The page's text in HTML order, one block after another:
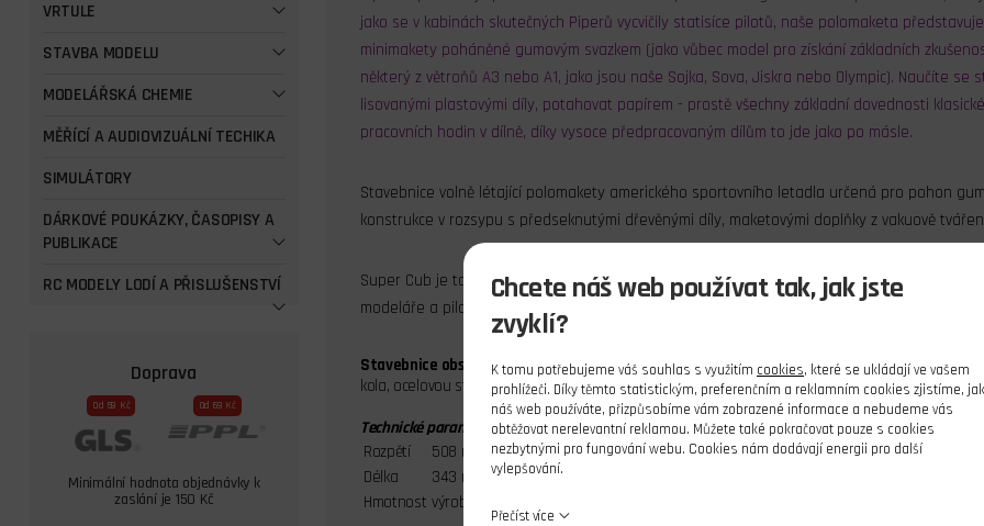
VRTULE
STAVBA MODELU
MODELÁŘSKÁ CHEMIE
MĚŘÍCÍ A AUDIOVIZUÁLNÍ TECHIKA
SIMULÁTORY
DÁRKOVÉ POUKÁZKY, ČASOPISY A
PUBLIKACE
RC MODELY LODÍ A PŘISLUŠENSTVÍ
Doprava
Od 59 Kč Od 69 Kč
Minimální hodnota objednávky k
zaslání je 150 Kč
jako se v kabinách skutečných Piperů vycvičily statisíce pilotů, naše polomaketa
minimakety poháněné gumovým svazkem (jako vůbec model pro získání základních
některý z větroňů A3 nebo A1, jako jsou naše Sojka, Sova, Jiskra nebo Olympic). Naučíte
lisovanými plastovými díly, potahovat papírem - prostě všechny základní dovednosti
pracovních hodin v dílně, díky vysoce předpracovaným dílům to jde jako po másle.
Stavebnice volně létající polomakety amerického sportovního letadla určená pro pohon
konstrukce v rozsypu s předseknutými dřevěnými díly, maketovými doplňky z vakuově
Super Cub je také vhodný pro konverzi na miniaturní RC model s elektrickým pohonem -
modeláře a pilota by to neměl být velký problém. Například můžete zkusit využít
Stavebnice obsahuje:balsové předseknuté díly, balsové nosníky, vakuově lisované díly (kryt
kola, ocelovou strunu na podvozek a další drobné díly, plastelínu jako zátěž, potahový papír,
Technické parametry:
Rozpětí
508 mm
Délka
343 mm
Hmotnost výrobce neudává
Chcete náš web používat tak, jak jste
zvyklí?
K tomu potřebujeme váš souhlas s využitím cookies, které se ukládají ve vašem
prohlížeči. Díky těmto statistickým, preferenčním a reklamním cookies zjistíme, jak
náš web používáte, přizpůsobíme vám zobrazené informace a nebudeme vás
obtěžovat nerelevantní reklamou. Můžete také pokračovat pouze s cookies
nezbytnými pro fungování webu. Cookies nám dodávají energii pro další
vylepšování.
Přečíst více